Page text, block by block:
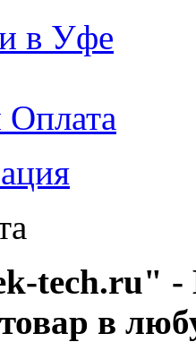
в Уфе
Оплата
tech.ru" -
в